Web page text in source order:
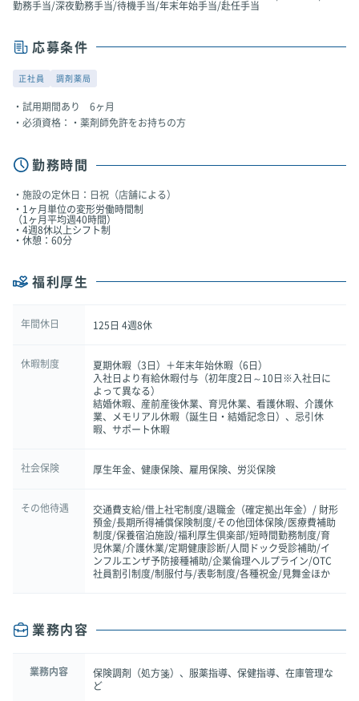
勤務手当/深夜勤務手当/待機手当/年末年始手当/赴任手当
応募条件
正社員 調剤薬局
試用期間あり 6ヶ月
必須資格：・薬剤師免許をお持ちの方
勤務時間
施設の定休日：日祝（店舗による）
・1ヶ月単位の変形労働時間制
（1ヶ月平均週40時間）
・4週8休以上シフト制
・休憩：60分
福利厚生
年間休日 125日 4週8休
休暇制度
夏期休暇（3日）＋年末年始休暇（6日）
入社日より有給休暇付与（初年度2日～10日※入社日に
よって異なる）
結婚休暇、産前産後休業、育児休業、看護休暇、介護休
業、メモリアル休暇（誕生日・結婚記念日）、忌引休
暇、サポート休暇
社会保険 厚生年金、健康保険、雇用保険、労災保険
その他待遇
交通費支給/借上社宅制度/退職金（確定拠出年金）/ 財形
預金/長期所得補償保険制度/その他団体保険/医療費補助
制度/保養宿泊施設/福利厚生倶楽部/短時間勤務制度/育
児休業/介護休業/定期健康診断/人間ドック受診補助/イ
ンフルエンザ予防接種補助/企業倫理ヘルプライン/OTC
社員割引制度/制服付与/表彰制度/各種祝金/見舞金ほか
業務内容
業務内容
保険調剤（処方箋）、服薬指導、保健指導、在庫管理な
ど